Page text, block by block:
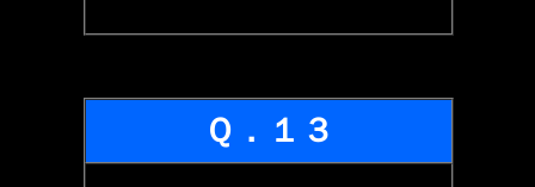
Ｑ．１３